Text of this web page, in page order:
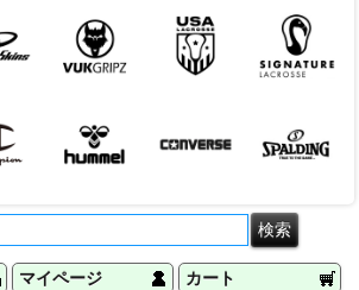
マイページ カート